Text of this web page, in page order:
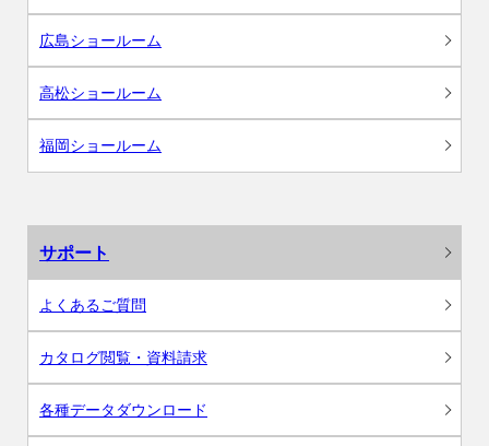
広島ショールーム
高松ショールーム
福岡ショールーム
サポート
よくあるご質問
カタログ閲覧・資料請求
各種データダウンロード